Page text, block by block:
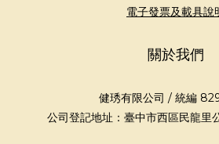
電子發票及載具說
關於我們
健琇有限公司 / 統編
公司登記地址：臺中市西區民龍里